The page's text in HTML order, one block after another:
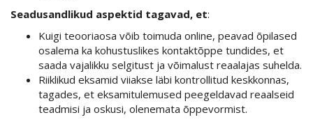
Seadusandlikud aspektid tagavad, et:
Kuigi teooriaosa võib toimuda online, peavad õpilased
osalema ka kohustuslikes kontaktõppe tundides, et
saada vajalikku selgitust ja võimalust reaalajas suhelda.
Riiklikud eksamid viiakse läbi kontrollitud keskkonnas,
tagades, et eksamitulemused peegeldavad reaalseid
teadmisi ja oskusi, olenemata õppevormist.